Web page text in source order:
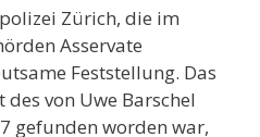
Zürich, die im
Asservate
Feststellung. Das
von Uwe Barschel
gefunden worden war,